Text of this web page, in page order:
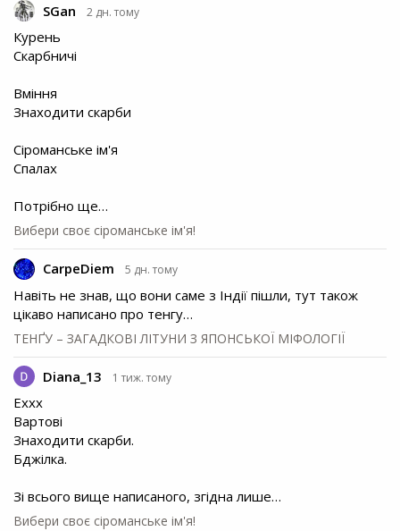
SGan 2 дн. тому
Курень
Скарбничі
Вміння
Знаходити скарби
Сіроманське ім'я
Спалах
Потрібно ще…
Вибери своє сіроманське ім'я!
CarpeDiem 5 дн. тому
Навіть не знав, що вони саме з Індії пішли, тут також
цікаво написано про тенгу…
ТЕНҐУ – ЗАГАДКОВІ ЛІТУНИ З ЯПОНСЬКОЇ МІФОЛОГІЇ
Diana_13 1 тиж. тому
Еххх
Вартові
Знаходити скарби.
Бджілка.
Зі всього вище написаного, згідна лише…
Вибери своє сіроманське ім'я!